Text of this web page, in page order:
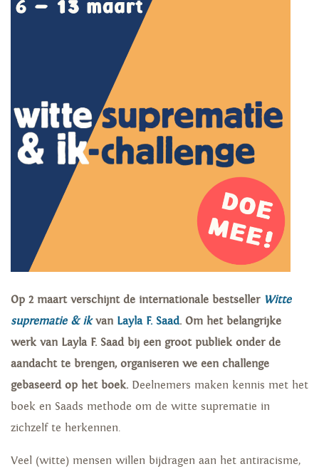
Op 2 maart verschijnt de internationale bestseller Witte
suprematie & ikvan Layla F. Saad. Om het belangrijke
werk van Layla F. Saad bij een groot publiek onder de
aandacht te brengen, organiseren we een challenge
gebaseerd op het boek. Deelnemers maken kennis met het
boek en Saads methode om de witte suprematie in
zichzelf te herkennen.
Veel (witte) mensen willen bijdragen aan het antiracisme,